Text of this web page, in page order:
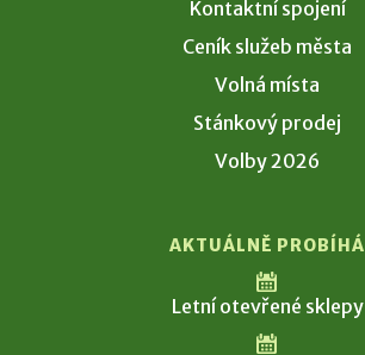
Kontaktní spojení
Ceník služeb města
Volná místa
Stánkový prodej
Volby 2026
AKTUÁLNĚ PROBÍHÁ
Letní otevřené sklepy